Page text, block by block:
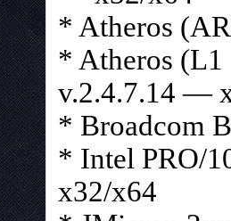
* Atheros
* Atheros (L1
v.2.4.7.14 —
* Broadcom
* Intel PRO/
x32/x64